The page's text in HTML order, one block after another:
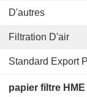
D'autres
Filtration D'air
Standard Export
papier filtre